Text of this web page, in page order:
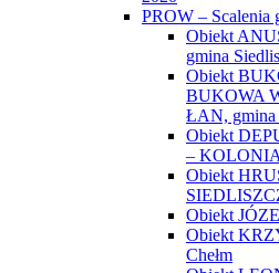
PROW – Scalenia
Obiekt
gmina
Obiekt
BUKOWA
ŁAN, gmina
Obiekt
–
Obiekt
Obiekt
Obiekt
Chełm